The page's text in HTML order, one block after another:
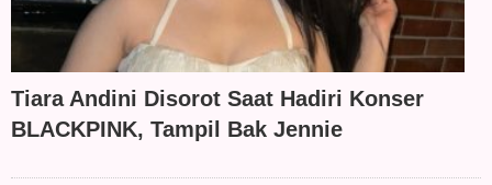
Tiara Andini Disorot Saat Hadiri Konser
BLACKPINK, Tampil Bak Jennie